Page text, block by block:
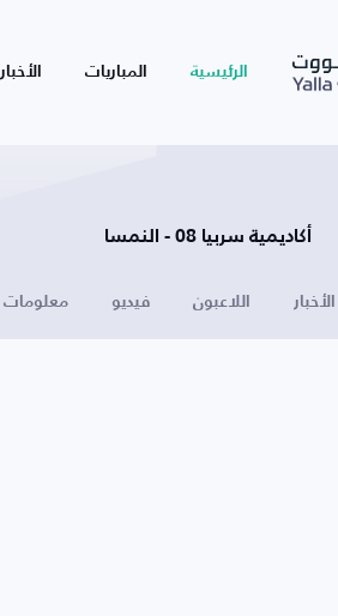
الرئيسية المباريات الأخبار
أكاديمية سربيا 08 - النمسا
الأخبار اللاعبون فيديو معلومات